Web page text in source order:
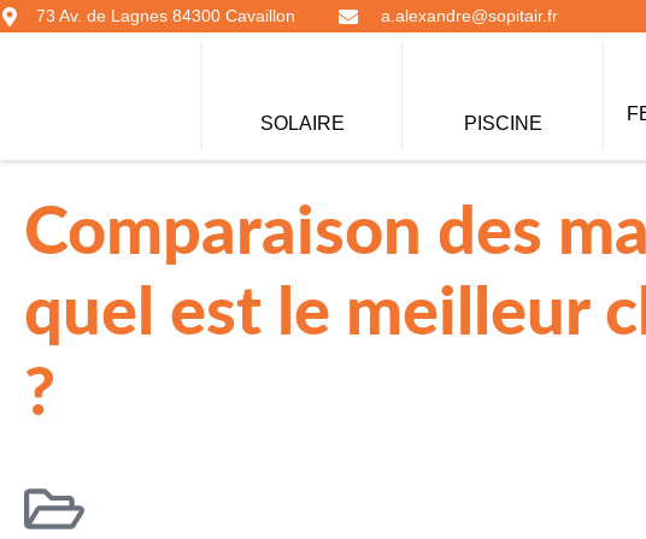
73 Av. de Lagnes 84300 Cavaillon a.alexandre@sopitair.fr
SOLAIRE PISCINE
Comparaison des
quel est le meilleur
?